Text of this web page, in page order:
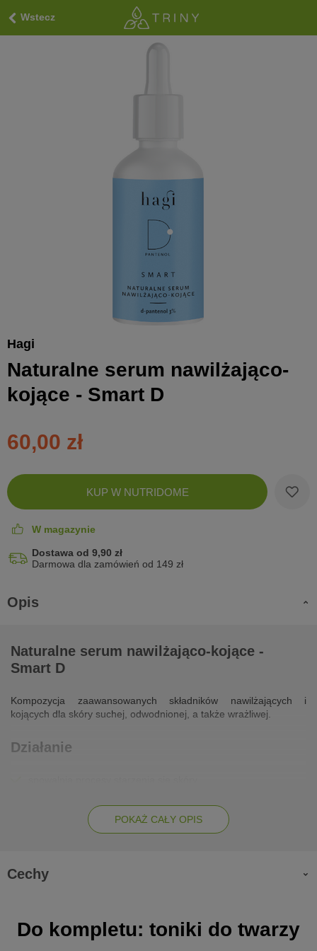
Wstecz
Hagi
Naturalne serum nawilżająco-
kojące - Smart D
60,00 zł
Zobacz
koszyk
KUP W NUTRIDOME
W magazynie
Dostawa od 9,90 zł
Darmowa dla zamówień od 149 zł
Opis
Naturalne serum nawilżająco-kojące -
Smart D
Kompozycja zaawansowanych składników nawilżających i
kojących dla skóry suchej, odwodnionej, a także wrażliwej.
Działanie
zewnętrznego
przywraca równowagę wodno-mineralną skórze
bogate w naturalne i roślinne składniki o intensywnych
właściwościach pielęgnacyjnych
POKAŻ CAŁY OPIS
Cechy
Do kompletu: toniki do twarzy